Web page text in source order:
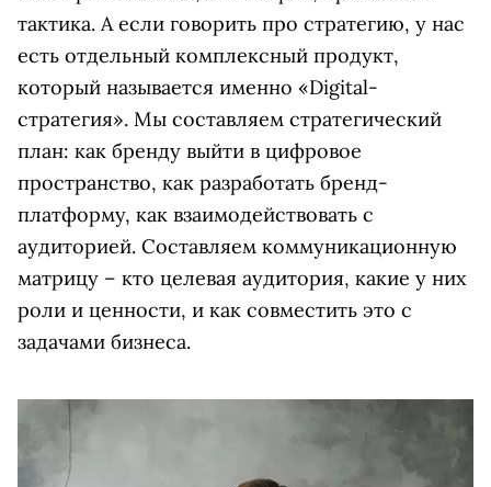
тактика. А если говорить про стратегию, у нас
есть отдельный комплексный продукт,
который называется именно «Digital-
стратегия». Мы составляем стратегический
план: как бренду выйти в цифровое
пространство, как разработать бренд-
платформу, как взаимодействовать с
аудиторией. Составляем коммуникационную
матрицу – кто целевая аудитория, какие у них
роли и ценности, и как совместить это с
задачами бизнеса.